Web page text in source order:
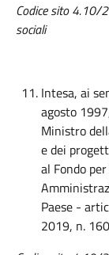
Codice sito
sociali
Intesa, ai
agosto
Ministro
e dei
al Fondo
Paese -
2019, n.